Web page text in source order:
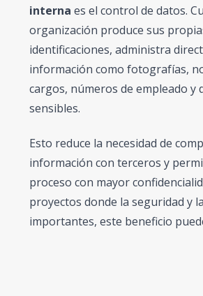
interna es el control de datos.
organización produce sus
identificaciones, administra
información como fotografías,
cargos, números de empleado y
sensibles.
Esto reduce la necesidad de
información con terceros y
proceso con mayor
proyectos donde la seguridad y
importantes, este beneficio